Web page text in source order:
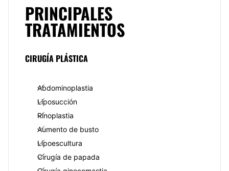
braquioplastia. Este procedimiento ayuda a mejorar
la estética de los brazos eliminando la grasa o bien la
piel colgante de la parte interior, a la par se utilizan
varias técnicas como el lifting a la liposucción para
intervención es relativamente sencilla, se lleva a cabo
como en 2 o 3 horas, se aplica anestesia local y no se
máximo en 15 días y en 20 podrás lucir unos brazos
torneados, delgados y firmes.
Otra de las partes del cuerpo que causa mucha
incomodidad y baja autoestima en miles de
personas, es el exceso de piel o grasa en la papada,
que muchas veces es causada por problemas de
sobrepeso y otras simplemente por genética, sin
embargo, existe la cirugía para removerla que ayuda
a estilizar de inmediato el rostro. El Dr. Ignacio
PRINCIPALES
TRATAMIENTOS
CIRUGÍA PLÁSTICA
Abdominoplastia
Liposucción
Rinoplastia
Aumento de busto
Lipoescultura
Cirugía de papada